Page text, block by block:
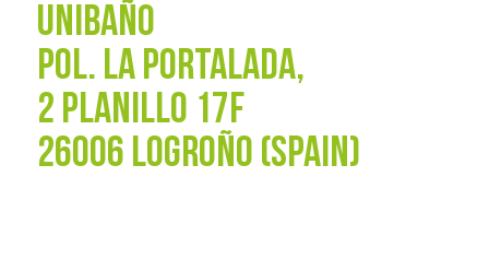
UNIBAÑO
POL. La Portalada,
2 PLANILLO 17F
26006 LOGROÑO (SPAIN)